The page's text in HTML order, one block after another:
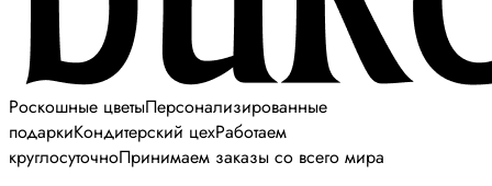
Роскошные цветыПерсонализированные
подаркиКондитерский цехРаботаем
круглосуточноПринимаем заказы со всего мира